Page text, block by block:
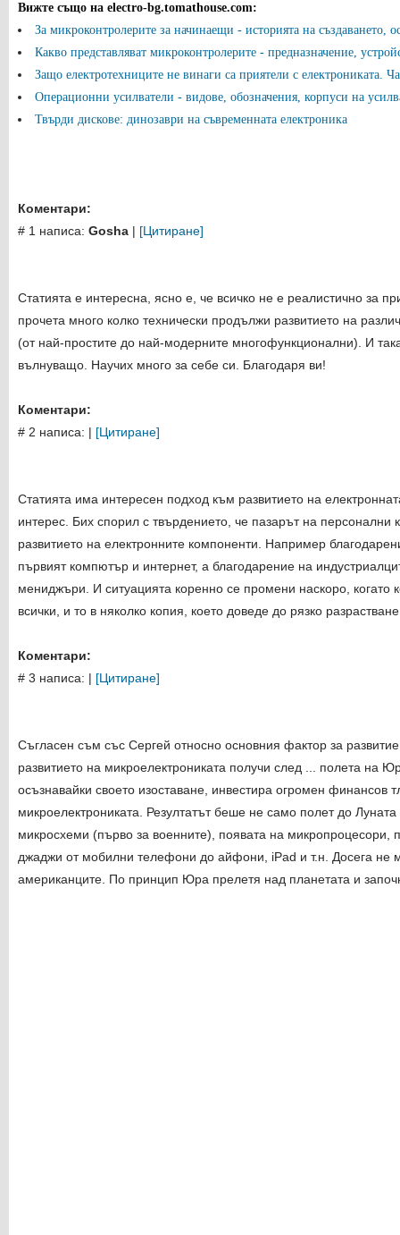
Вижте също на electro-bg.tomathouse.com:
За микроконтролерите за начинаещи - историята на създаването,
Какво представляват микроконтролерите - предназначение,
Защо електротехниците не винаги са приятели с електрониката.
Операционни усилватели - видове, обозначения, корпуси на
Твърди дискове: динозаври на съвременната електроника
Коментари:
# 1 написа: Gosha | [Цитиране]
Статията е интересна, ясно е, че всичко не е реалистично за
прочета много колко технически продължи развитието на
(от най-простите до най-модерните многофункционални). И
вълнуващо. Научих много за себе си. Благодаря ви!
Коментари:
# 2 написа: | [Цитиране]
Статията има интересен подход към развитието на
интерес. Бих спорил с твърдението, че пазарът на персонални
развитието на електронните компоненти. Например
първият компютър и интернет, а благодарение на
мениджъри. И ситуацията коренно се промени наскоро, когато
всички, и то в няколко копия, което доведе до рязко
Коментари:
# 3 написа: | [Цитиране]
Съгласен съм със Сергей относно основния фактор за
развитието на микроелектрониката получи след ... полета на
осъзнавайки своето изоставане, инвестира огромен финансов
микроелектрониката. Резултатът беше не само полет до
микросхеми (първо за военните), появата на микропроцесори,
джаджи от мобилни телефони до айфони, iPad и т.н. Досега не
американците. По принцип Юра прелетя над планетата и